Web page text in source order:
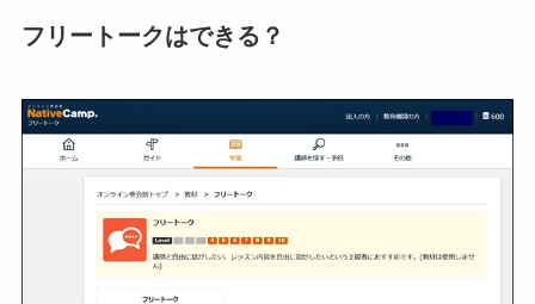
フリートークはできる？